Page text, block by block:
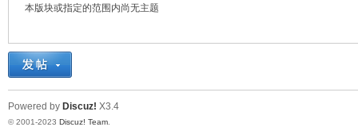
本版块或指定的范围内尚无主题
Powered by Discuz! X3.4
© 2001-2023 Discuz! Team.